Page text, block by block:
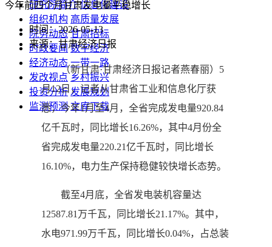
研究院简介 信息化建设
组织机构 高质量发展
院务动态 甘肃招标
时政要闻 数字经济
经济动态 一带一路
发改视点 乡村振兴
投资分析 发展规划
监测预测 文库下载
今年前四个月甘肃发电量平稳增长
时间：2026-05-13
来源：甘肃经济日报
（新甘肃·甘肃经济日报记者燕春丽）5
月12日，记者从甘肃省工业和信息化厅获
悉，今年1月至4月，全省完成发电量920.84
亿千瓦时，同比增长16.26%，其中4月份全
省完成发电量220.21亿千瓦时，同比增长
16.10%，电力生产保持稳健较快增长态势。
截至4月底，全省发电装机容量达
12587.81万千瓦，同比增长21.17%。其中，
水电971.99万千瓦，同比增长0.04%，占总装